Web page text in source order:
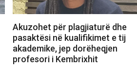
Akuzohet për plagjiaturë dhe
pasaktësi në kualifikimet e tij
akademike, jep dorëheqjen
profesori i Kembrixhit